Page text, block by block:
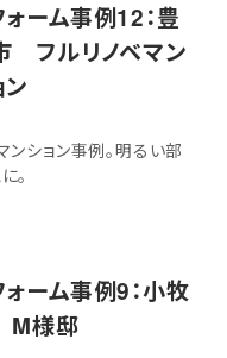
ォーム事例12：豊
フルリノベマン
ン
ション事例。明るい部
。
ォーム事例9：小牧
様邸